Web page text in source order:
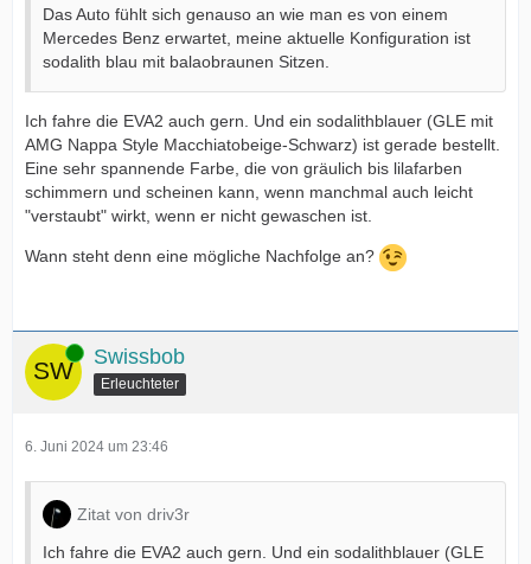
Das Auto fühlt sich genauso an wie man es von einem
Mercedes Benz erwartet, meine aktuelle Konfiguration ist
sodalith blau mit balaobraunen Sitzen.
Ich fahre die EVA2 auch gern. Und ein sodalithblauer (GLE mit
AMG Nappa Style Macchiatobeige-Schwarz) ist gerade bestellt.
Eine sehr spannende Farbe, die von gräulich bis lilafarben
schimmern und scheinen kann, wenn manchmal auch leicht
"verstaubt" wirkt, wenn er nicht gewaschen ist.
Wann steht denn eine mögliche Nachfolge an?
Online Swissbob
Erleuchteter
6. Juni 2024 um 23:46
Zitat von driv3r
Ich fahre die EVA2 auch gern. Und ein sodalithblauer (GLE